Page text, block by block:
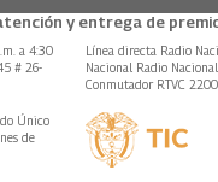
y entrega de
a 4:30
# 26-
Línea directa Radio
Nacional Radio
Conmutador RTVC
Único
de